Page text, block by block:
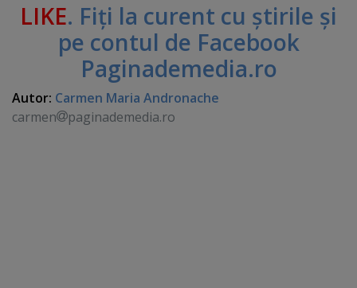
LIKE. Fiţi la curent cu ştirile şi
pe contul de Facebook
Paginademedia.ro
Autor: Carmen Maria Andronache
carmen
paginademedia.ro